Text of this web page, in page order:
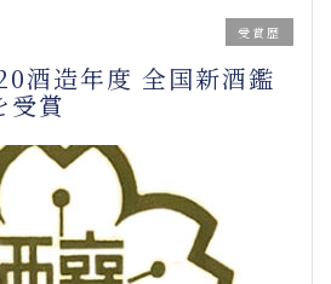
受賞歴
酒造年度 全国新酒鑑
賞